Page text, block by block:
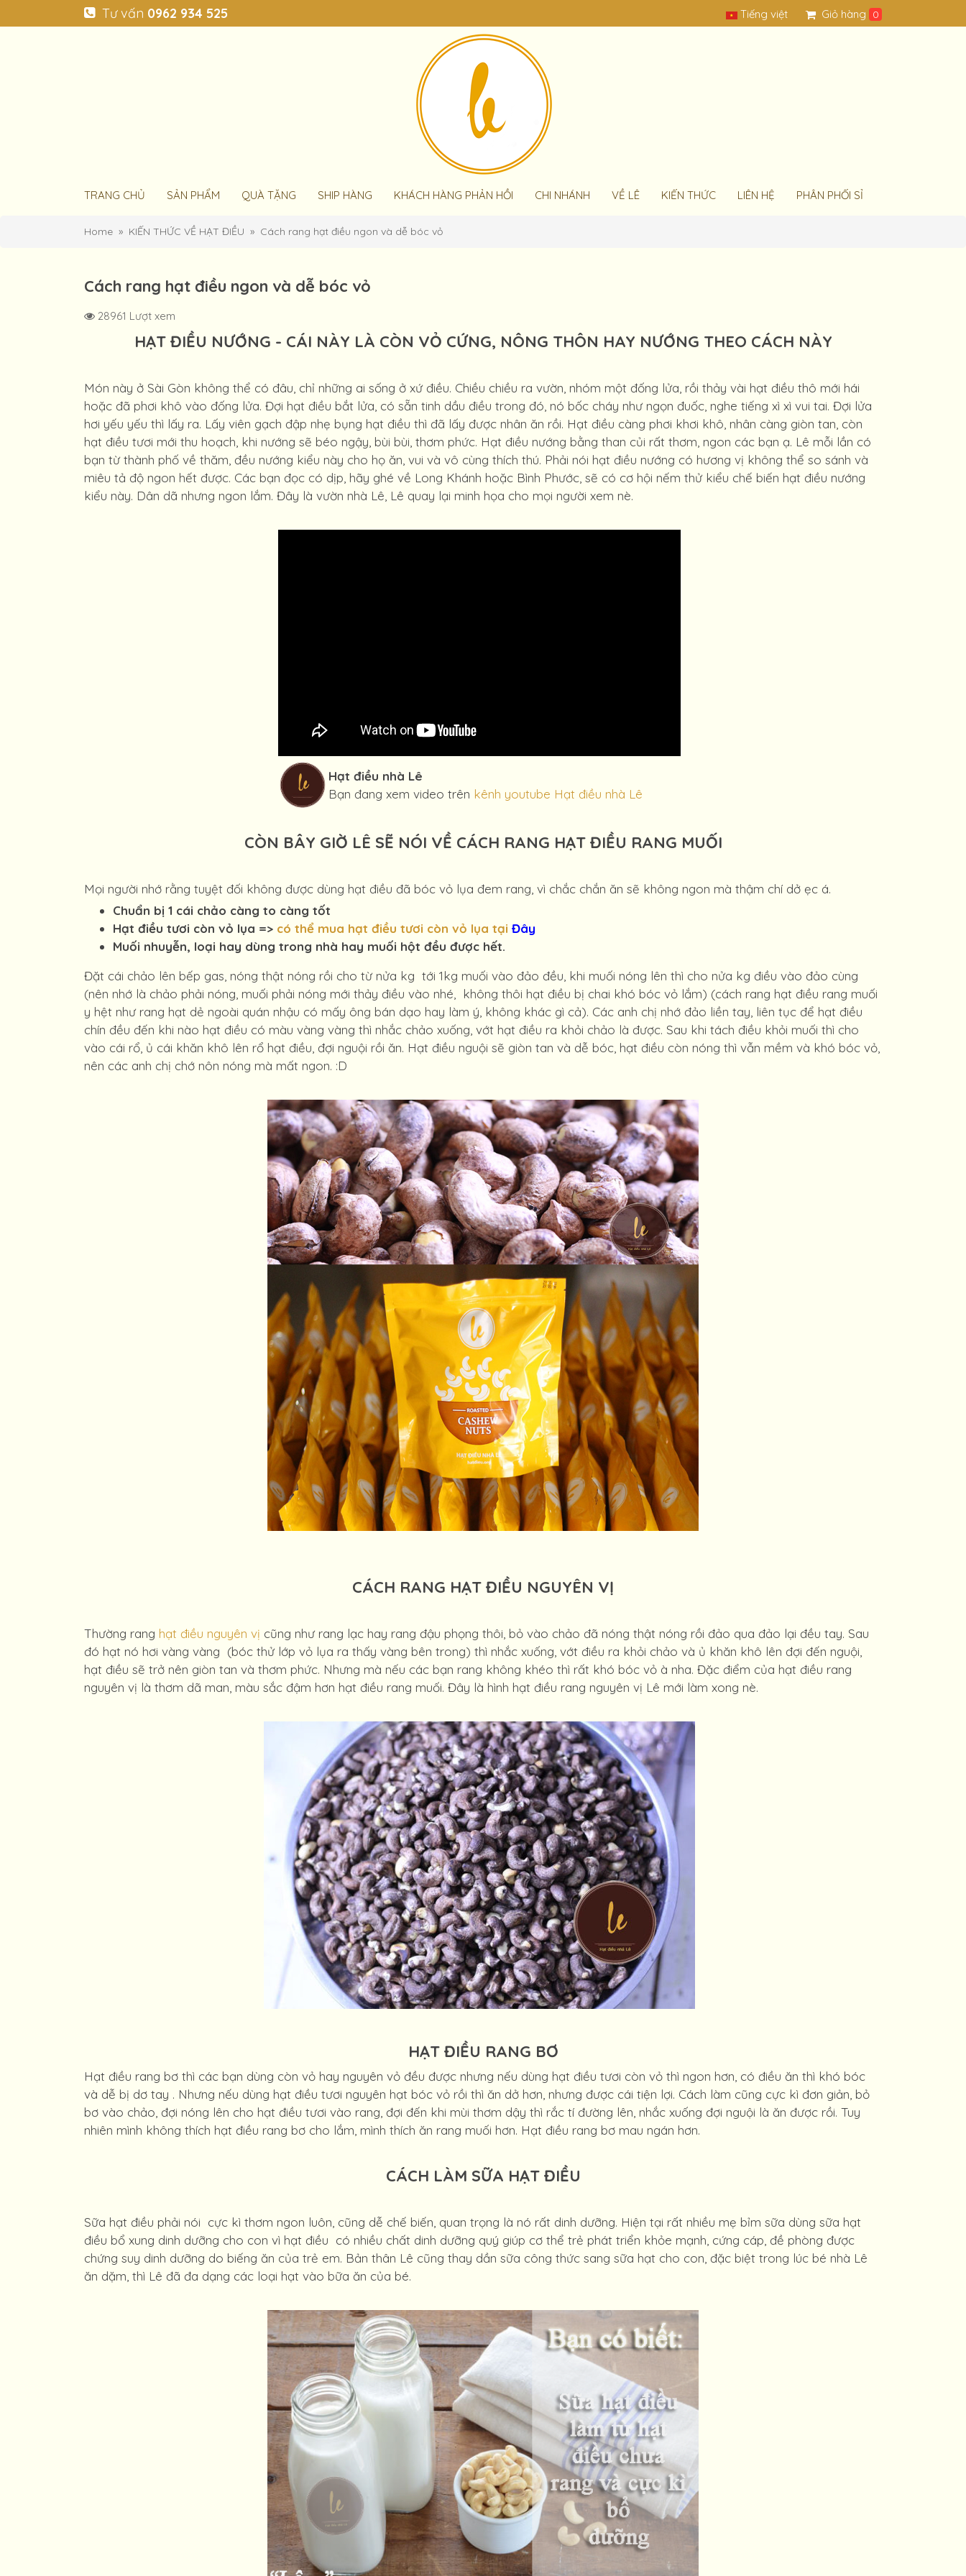
Tư vấn 0962 934 525 Tiếng việt Giỏ hàng 0
TRANG CHỦ SẢN PHẨM QUÀ TẶNG SHIP HÀNG KHÁCH HÀNG PHẢN HỒI CHI NHÁNH VỀ LÊ KIẾN THỨC LIÊN HỆ PHÂN PHỐI SỈ
Home KIẾN THỨC VỀ HẠT ĐIỀU Cách rang hạt điều ngon và dễ bóc vỏ
Cách rang hạt điều ngon và dễ bóc vỏ
28961 Lượt xem
HẠT ĐIỀU NƯỚNG - CÁI NÀY LÀ CÒN VỎ CỨNG, NÔNG THÔN HAY NƯỚNG THEO CÁCH NÀY
Món này ở Sài Gòn không thể có đâu, chỉ những ai sống ở xứ điều. Chiều chiều ra vườn, nhóm một đống lửa, rồi thảy vài hạt điều thô mới hái
hoặc đã phơi khô vào đống lửa. Đợi hạt điều bắt lửa, có sẵn tinh dầu điều trong đó, nó bốc cháy như ngọn đuốc, nghe tiếng xì xì vui tai. Đợi lửa
hơi yếu yếu thì lấy ra. Lấy viên gạch đập nhẹ bụng hạt điều thì đã lấy được nhân ăn rồi. Hạt điều càng phơi khơi khô, nhân càng giòn tan, còn
hạt điều tươi mới thu hoạch, khi nướng sẽ béo ngậy, bùi bùi, thơm phức. Hạt điều nướng bằng than củi rất thơm, ngon các bạn ạ. Lê mỗi lần có
bạn từ thành phố về thăm, đều nướng kiểu này cho họ ăn, vui và vô cùng thích thú. Phải nói hạt điều nướng có hương vị không thể so sánh và
miêu tả độ ngon hết được. Các bạn đọc có dịp, hãy ghé về Long Khánh hoặc Bình Phước, sẽ có cơ hội nếm thử kiểu chế biến hạt điều nướng
kiểu này. Dân dã nhưng ngon lắm. Đây là vườn nhà Lê, Lê quay lại minh họa cho mọi người xem nè.
Hạt điều nhà Lê
Bạn đang xem video trên kênh youtube Hạt điều nhà Lê
CÒN BÂY GIỜ LÊ SẼ NÓI VỀ CÁCH RANG HẠT ĐIỀU RANG MUỐI
Mọi người nhớ rằng tuyệt đối không được dùng hạt điều đã bóc vỏ lụa đem rang, vì chắc chắn ăn sẽ không ngon mà thậm chí dở ẹc á.
Chuẩn bị 1 cái chảo càng to càng tốt
Hạt điều tươi còn vỏ lụa => có thể mua hạt điều tươi còn vỏ lụa tại Đây
Muối nhuyễn, loại hay dùng trong nhà hay muối hột đều được hết.
Đặt cái chảo lên bếp gas, nóng thật nóng rồi cho từ nửa kg tới 1kg muối vào đảo đều, khi muối nóng lên thì cho nửa kg điều vào đảo cùng
(nên nhớ là chảo phải nóng, muối phải nóng mới thảy điều vào nhé, không thôi hạt điều bị chai khó bóc vỏ lắm) (cách rang hạt điều rang muối
y hệt như rang hạt dẻ ngoài quán nhậu có mấy ông bán dạo hay làm ý, không khác gì cả). Các anh chị nhớ đảo liền tay, liên tục để hạt điều
chín đều đến khi nào hạt điều có màu vàng vàng thì nhắc chảo xuống, vớt hạt điều ra khỏi chảo là được. Sau khi tách điều khỏi muối thì cho
vào cái rổ, ủ cái khăn khô lên rổ hạt điều, đợi nguội rồi ăn. Hạt điều nguội sẽ giòn tan và dễ bóc, hạt điều còn nóng thì vẫn mềm và khó bóc vỏ,
nên các anh chị chớ nôn nóng mà mất ngon. :D
CÁCH RANG HẠT ĐIỀU NGUYÊN VỊ
Thường rang hạt điều nguyên vị cũng như rang lạc hay rang đậu phọng thôi, bỏ vào chảo đã nóng thật nóng rồi đảo qua đảo lại đều tay. Sau
đó hạt nó hơi vàng vàng (bóc thử lớp vỏ lụa ra thấy vàng bên trong) thì nhắc xuống, vớt điều ra khỏi chảo và ủ khăn khô lên đợi đến nguội,
hạt điều sẽ trở nên giòn tan và thơm phức. Nhưng mà nếu các bạn rang không khéo thì rất khó bóc vỏ à nha. Đặc điểm của hạt điều rang
nguyên vị là thơm dã man, màu sắc đậm hơn hạt điều rang muối. Đây là hình hạt điều rang nguyên vị Lê mới làm xong nè.
HẠT ĐIỀU RANG BƠ
Hạt điều rang bơ thì các bạn dùng còn vỏ hay nguyên vỏ đều được nhưng nếu dùng hạt điều tươi còn vỏ thì ngon hơn, có điều ăn thì khó bóc
và dễ bị dơ tay . Nhưng nếu dùng hạt điều tươi nguyên hạt bóc vỏ rồi thì ăn dở hơn, nhưng được cái tiện lợi. Cách làm cũng cực kì đơn giản, bỏ
bơ vào chảo, đợi nóng lên cho hạt điều tươi vào rang, đợi đến khi mùi thơm dậy thì rắc tí đường lên, nhắc xuống đợi nguội là ăn được rồi. Tuy
nhiên mình không thích hạt điều rang bơ cho lắm, mình thích ăn rang muối hơn. Hạt điều rang bơ mau ngán hơn.
CÁCH LÀM SỮA HẠT ĐIỀU
Sữa hạt điều phải nói cực kì thơm ngon luôn, cũng dễ chế biến, quan trọng là nó rất dinh dưỡng. Hiện tại rất nhiều mẹ bỉm sữa dùng sữa hạt
điều bổ xung dinh dưỡng cho con vì hạt điều có nhiều chất dinh dưỡng quý giúp cơ thể trẻ phát triển khỏe mạnh, cứng cáp, đề phòng được
chứng suy dinh dưỡng do biếng ăn của trẻ em. Bản thân Lê cũng thay dần sữa công thức sang sữa hạt cho con, đặc biệt trong lúc bé nhà Lê
ăn dặm, thì Lê đã đa dạng các loại hạt vào bữa ăn của bé.